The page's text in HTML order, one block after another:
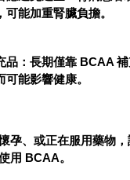
可能加重腎臟負擔。
品 ：長期僅靠 BCAA
能影響健康。
孕、或正在服用藥物
用 BCAA。